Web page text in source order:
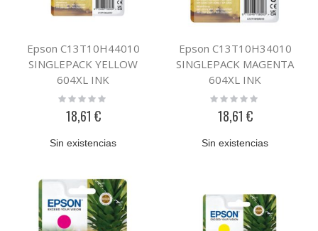
Epson C13T10H44010
SINGLEPACK YELLOW
604XL INK
Rating:
18,61 €
Sin existencias
Epson C13T10H34010
SINGLEPACK MAGENTA
604XL INK
Rating:
18,61 €
Sin existencias